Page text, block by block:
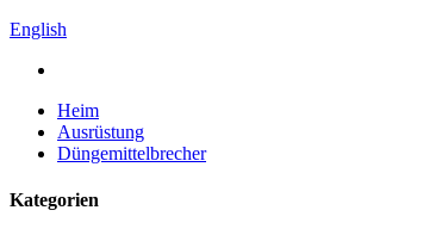
English
Heim
Ausrüstung
Düngemittelbrecher
Kategorien